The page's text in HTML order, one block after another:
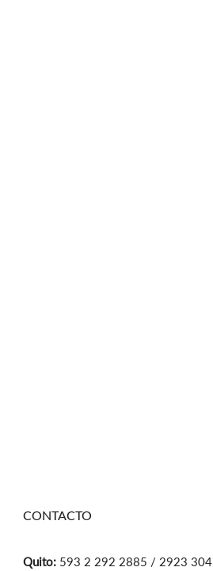
CONTACTO
Quito: 593 2 292 2885 / 2923 304